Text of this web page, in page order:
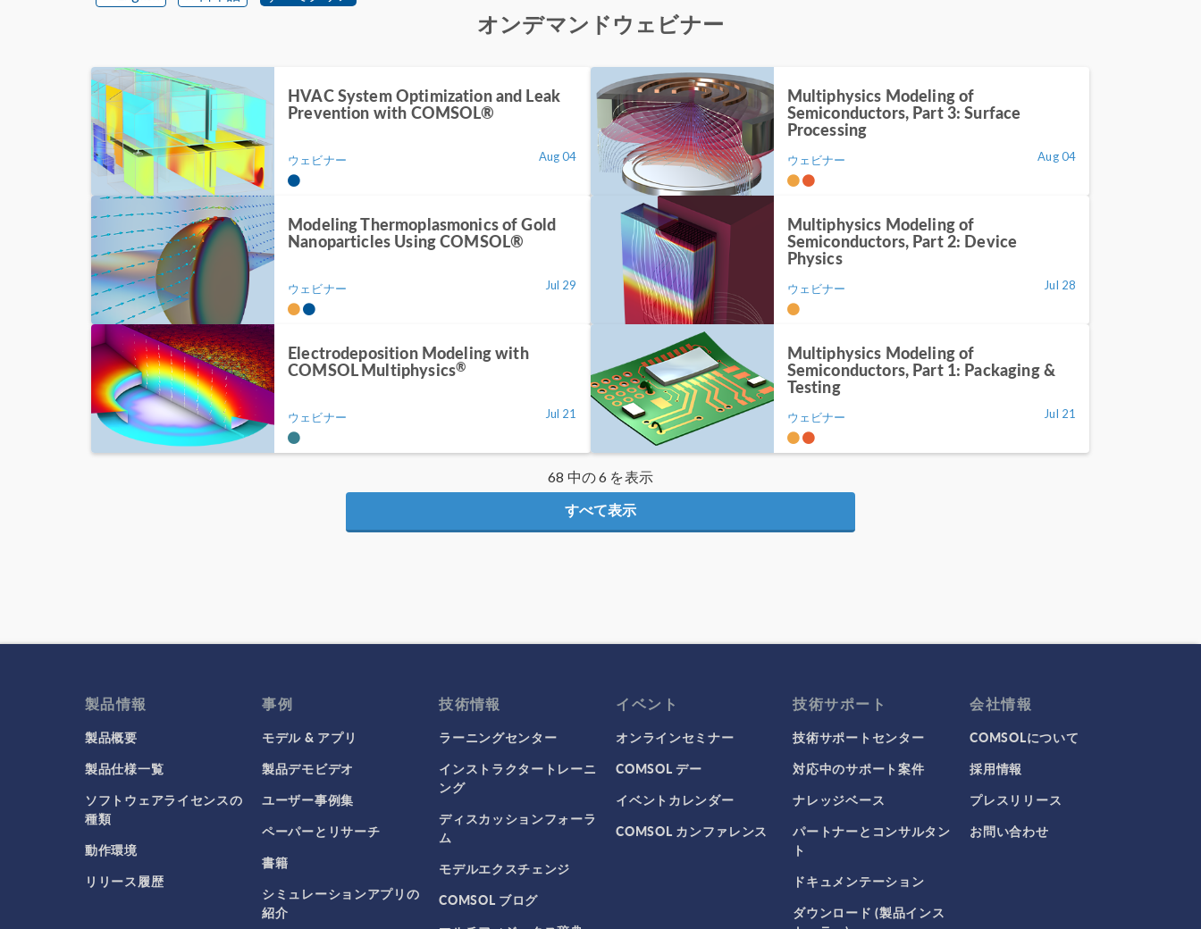
オンデマンドウェビナー
HVAC System Optimization and Leak
Prevention with COMSOL®
ウェビナー Aug 04
Multiphysics Modeling of
Semiconductors, Part 3: Surface
Processing
ウェビナー Aug 04
Modeling Thermoplasmonics of Gold
Nanoparticles Using COMSOL®
ウェビナー Jul 29
Multiphysics Modeling of
Semiconductors, Part 2: Device
Physics
ウェビナー Jul 28
Electrodeposition Modeling with
COMSOL Multiphysics®
ウェビナー Jul 21
Multiphysics Modeling of
Semiconductors, Part 1: Packaging &
Testing
ウェビナー Jul 21
68 中の 6 を表示
すべて表示
製品情報
製品概要
製品仕様一覧
ソフトウェアライセンスの
種類
動作環境
リリース履歴
事例
モデル & アプリ
製品デモビデオ
ユーザー事例集
ペーパーとリサーチ
書籍
シミュレーションアプリの
紹介
技術情報
ラーニングセンター
インストラクタートレーニ
ング
ディスカッションフォーラ
ム
モデルエクスチェンジ
COMSOL ブログ
イベント
オンラインセミナー
COMSOL デー
イベントカレンダー
COMSOL カンファレンス
技術サポート
技術サポートセンター
対応中のサポート案件
ナレッジベース
パートナーとコンサルタン
ト
ドキュメンテーション
ダウンロード (製品インス
会社情報
COMSOLについて
採用情報
プレスリリース
お問い合わせ